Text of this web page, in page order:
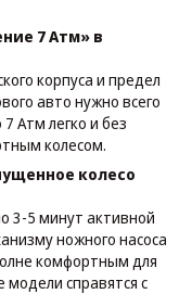
7 Атм» в
корпуса и предел
авто нужно всего
Атм легко и без
колесом.
колесо
3-5 минут активной
ножного насоса
комфортным для
справятся с